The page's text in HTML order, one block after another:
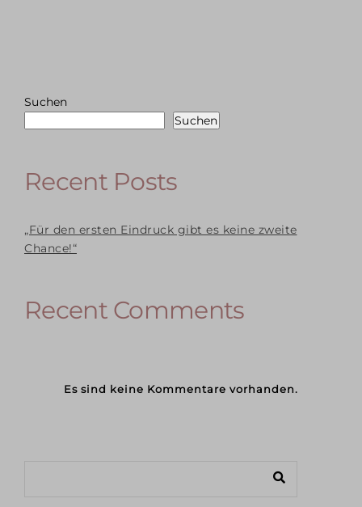
Suchen
Suchen
Recent Posts
„Für den ersten Eindruck gibt es keine zweite
Chance!“
Recent Comments
Es sind keine Kommentare vorhanden.